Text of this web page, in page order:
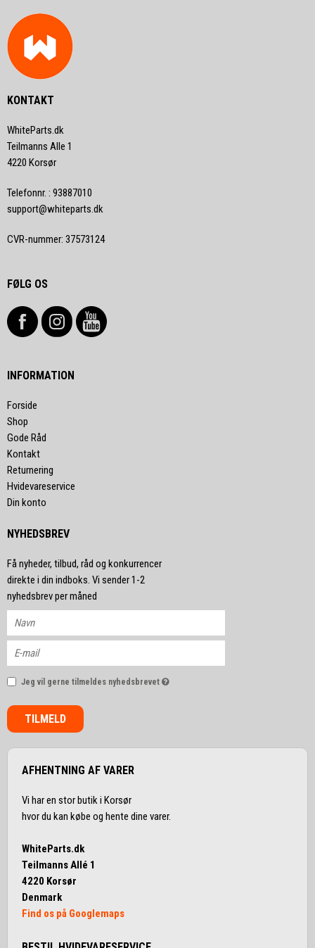
KONTAKT
WhiteParts.dk
Teilmanns Alle 1
4220 Korsør
Telefonnr. : 93887010
support@whiteparts.dk
CVR-nummer: 37573124
FØLG OS
INFORMATION
Forside
Shop
Gode Råd
Kontakt
Returnering
Hvidevareservice
Din konto
NYHEDSBREV
Få nyheder, tilbud, råd og konkurrencer
direkte i din indboks. Vi sender 1-2
nyhedsbrev per måned
Jeg vil gerne tilmeldes nyhedsbrevet
TILMELD
AFHENTNING AF VARER
Vi har en stor butik i Korsør
hvor du kan købe og hente dine varer.
WhiteParts.dk
Teilmanns Allé 1
4220 Korsør
Denmark
Find os på Googlemaps